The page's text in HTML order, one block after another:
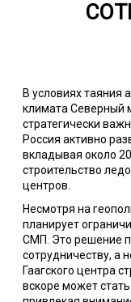
В условиях таяния
климата Северный
стратегически
Россия активно
вкладывая около
строительство
центров.
Несмотря на
планирует
СМП. Это решение
сотрудничеству, а
Гаагского центра
вскоре может